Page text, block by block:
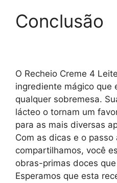
Conclusão
O Recheio Creme 4
ingrediente mágico que
qualquer sobremesa.
lácteo o tornam um
para as mais diversas
Com as dicas e o
compartilhamos, você
obras-primas doces
Esperamos que esta